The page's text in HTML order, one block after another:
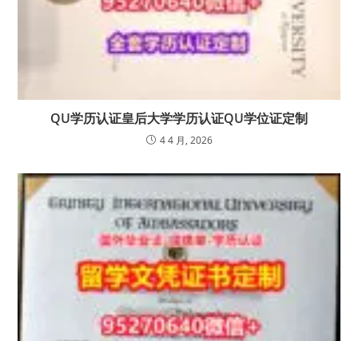
QU学历认证皇后大学学历认证QU学位证定制
4 4 月, 2026